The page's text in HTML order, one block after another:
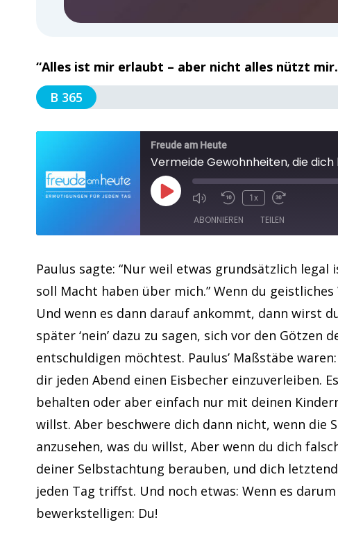
“Alles ist mir erlaubt – aber nicht alles nützt
B 365
Freude am Heute
Vermeide Gewohnheiten, die
1x
ABONNIEREN TEILEN
Apple Podcasts
RSS FEED
TEILEN
LINK
EMBED
Paulus sagte: “Nur weil etwas grundsätzlich
soll Macht haben über mich.” Wenn du
Und wenn es dann darauf ankommt, dann wirst
später ‘nein’ dazu zu sagen, sich vor den
entschuldigen möchtest. Paulus’ Maßstäbe
dir jeden Abend einen Eisbecher einzuverleiben.
behalten oder aber einfach nur mit deinen
willst. Aber beschwere dich dann nicht, wenn die
anzusehen, was du willst, Aber wenn du dich
deiner Selbstachtung berauben, und dich
jeden Tag triffst. Und noch etwas: Wenn es
bewerkstelligen: Du!